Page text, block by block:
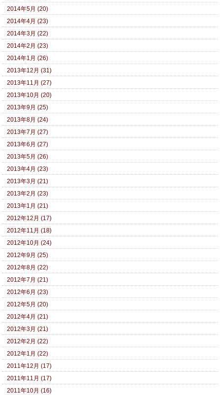
2014年5月 (20)
2014年4月 (23)
2014年3月 (22)
2014年2月 (23)
2014年1月 (26)
2013年12月 (31)
2013年11月 (27)
2013年10月 (20)
2013年9月 (25)
2013年8月 (24)
2013年7月 (27)
2013年6月 (27)
2013年5月 (26)
2013年4月 (23)
2013年3月 (21)
2013年2月 (23)
2013年1月 (21)
2012年12月 (17)
2012年11月 (18)
2012年10月 (24)
2012年9月 (25)
2012年8月 (22)
2012年7月 (21)
2012年6月 (23)
2012年5月 (20)
2012年4月 (21)
2012年3月 (21)
2012年2月 (22)
2012年1月 (22)
2011年12月 (17)
2011年11月 (17)
2011年10月 (16)